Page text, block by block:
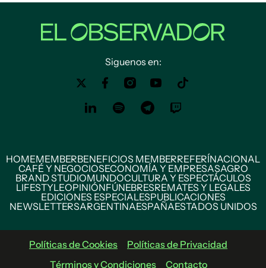
Siguenos en:
HOMEMEMBERBENEFICIOS MEMBERREFERÍNACIONAL
CAFÉ Y NEGOCIOSECONOMÍA Y EMPRESASAGRO
BRAND STUDIOMUNDOCULTURA Y ESPECTÁCULOS
LIFESTYLEOPINIÓNFÚNEBRESREMATES Y LEGALES
EDICIONES ESPECIALESPUBLICACIONES
NEWSLETTERSARGENTINAESPAÑAESTADOS UNIDOS
Políticas de Cookies
Políticas de Privacidad
Términos y Condiciones
Contacto